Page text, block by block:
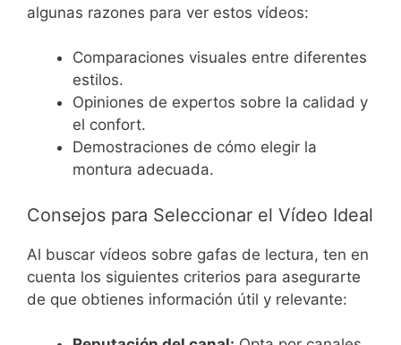
algunas razones para ver estos vídeos:
Comparaciones visuales entre diferentes
estilos.
Opiniones de expertos sobre la calidad y
el confort.
Demostraciones de cómo elegir la
montura adecuada.
Consejos para Seleccionar el Vídeo Ideal
Al buscar vídeos sobre gafas de lectura, ten en
cuenta los siguientes criterios para asegurarte
de que obtienes información útil y relevante: